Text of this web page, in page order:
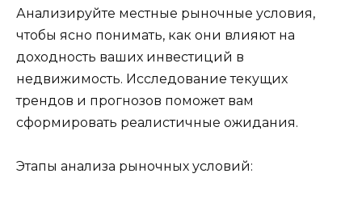
Анализируйте местные рыночные условия,
чтобы ясно понимать, как они влияют на
доходность ваших инвестиций в
недвижимость. Исследование текущих
трендов и прогнозов поможет вам
сформировать реалистичные ожидания.
Этапы анализа рыночных условий: